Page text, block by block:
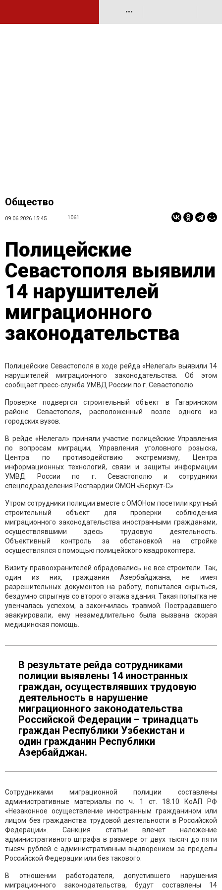
•••
Общество
09.06.2026 15:45 1061
Полицейские
Севастополя выявили
14 нарушителей
миграционного
законодательства
Полицейские Севастополя в ходе рейда «Нелегал» выявили 14
нарушителей миграционного законодательства. Об этом
сообщает пресс-служба УМВД России по г. Севастополю
Проверке подвергся строительный объект в Гагаринском
районе Севастополя, расположенный возле одного из
городских вузов.
В рейде «Нелегал» приняли участие полицейские Управления
по вопросам миграции, Управления уголовного розыска,
Центра по противодействию экстремизму, Центра
информационных технологий, связи и защиты информации
УМВД России по г. Севастополю и сотрудники
спецподразделения Росгвардии ОМОН «Беркут-С».
Утром сотрудники полиции вместе с ОМОНом посетили крупный
строительный объект для проверки соблюдения
миграционного законодательства иностранными гражданами,
осуществлявшими здесь трудовую деятельность.
Объективный контроль за обстановкой на стройке
осуществлялся с помощью полицейского квадрокоптера.
Визиту правоохранителей обрадовались не все строители. Так,
один из них, гражданин Азербайджана, не имея
разрешительных документов на работу, попытался скрыться,
бездумно спрыгнув со второго этажа здания. Такая попытка не
увенчалась успехом, а закончилась травмой. Пострадавшего
эвакуировали, ему незамедлительно была вызвана скорая
медицинская помощь.
В результате рейда сотрудниками
полиции выявлены 14 иностранных
граждан, осуществлявших трудовую
деятельность в нарушение
миграционного законодательства
Российской Федерации – тринадцать
граждан Республики Узбекистан и
один гражданин Республики
Азербайджан.
Сотрудниками миграционной полиции составлены
административные материалы по ч. 1 ст. 18.10 КоАП РФ
«Незаконное осуществление иностранным гражданином или
лицом без гражданства трудовой деятельности в Российской
Федерации». Санкция статьи влечет наложение
административного штрафа в размере от двух тысяч до пяти
тысяч рублей с административным выдворением за пределы
Российской Федерации или без такового.
В отношении работодателя, допустившего нарушения
миграционного законодательства, будут составлены 14